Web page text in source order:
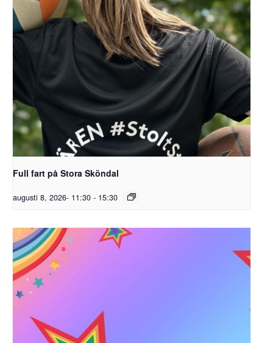
Full fart på Stora Sköndal
augusti 8, 2026- 11:30 - 15:30